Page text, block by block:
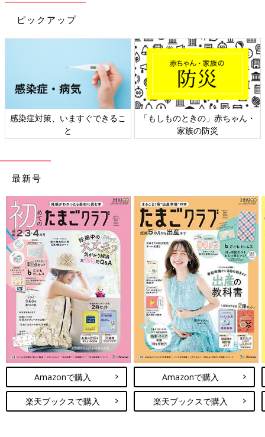
ピックアップ
感染症対策、いますぐできるこ
と
「もしものときの」赤ちゃん・
家族の防災
最新号
Amazonで購入
楽天ブックスで購入
Amazonで購入
楽天ブックスで購入